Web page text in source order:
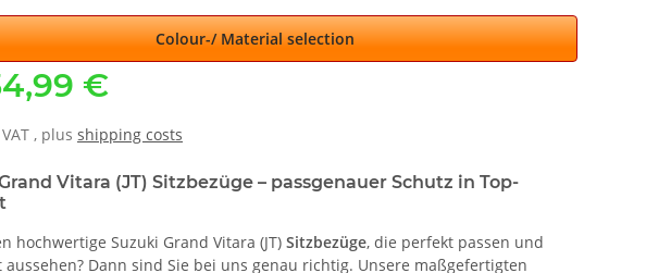
Colour-/ Material selection
€
, plus shipping costs
Vitara (JT) Sitzbezüge – passgenauer Schutz in Top-
hochwertige Suzuki Grand Vitara (JT) Sitzbezüge, die perfekt passen und
aussehen? Dann sind Sie bei uns genau richtig. Unsere maßgefertigten